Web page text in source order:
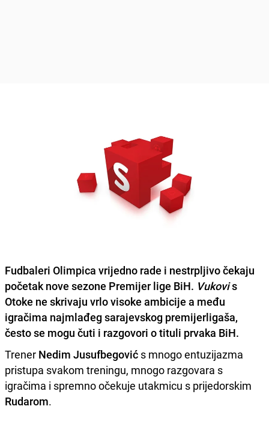
Fudbaleri Olimpica vrijedno rade i nestrpljivo čekaju
početak nove sezone Premijer lige BiH. Vukovis
Otoke ne skrivaju vrlo visoke ambicije a među
igračima najmlađeg sarajevskog premijerligaša,
često se mogu čuti i razgovori o tituli prvaka BiH.
Trener Nedim Jusufbegović s mnogo entuzijazma
pristupa svakom treningu, mnogo razgovara s
igračima i spremno očekuje utakmicu s prijedorskim
Rudarom.